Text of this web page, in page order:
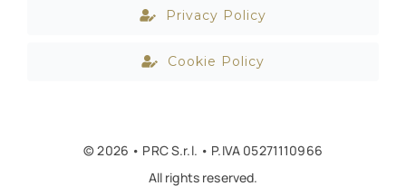
Privacy Policy
Cookie Policy
© 2026 • PRC S.r.l. • P.IVA 05271110966
All rights reserved.